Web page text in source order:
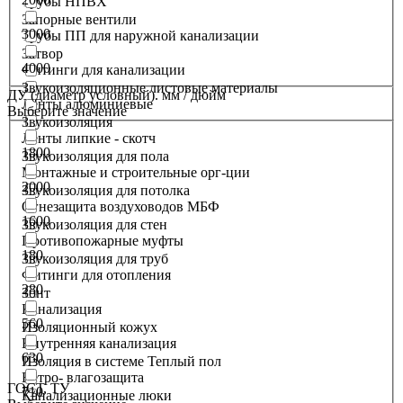
Трубы ПП для наружной канализации
Фитинги для канализации
Ленты алюминиевые
Ленты липкие - скотч
Монтажные и строительные орг-ции
Огнезащита воздуховодов МБФ
Противопожарные муфты
Фитинги для отопления
Канализация
Внутренняя канализация
Ветро- влагозащита
Запорные вентили
Затвор
Звукоизоляционные листовые материалы
Звукоизоляция
Звукоизоляция для пола
Звукоизоляция для потолка
Звукоизоляция для стен
Звукоизоляция для труб
Зонт
Изоляционный кожух
Изоляция в системе Теплый пол
Канализационные люки
3000
4000
ДУ (диаметр условный). мм / дюйм
Выберите значение
1800
2000
1600
180
280
560
630
710
ГОСТ, ТУ